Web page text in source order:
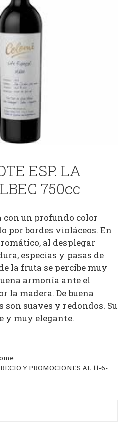
ESP. LA
750cc
con un profundo color
por bordes violáceos. En
al desplegar
especias y pasas de
la fruta se percibe muy
armonía ante el
la madera. De buena
son suaves y redondos. Su
y muy elegante.
Y PROMOCIONES AL 11-6-